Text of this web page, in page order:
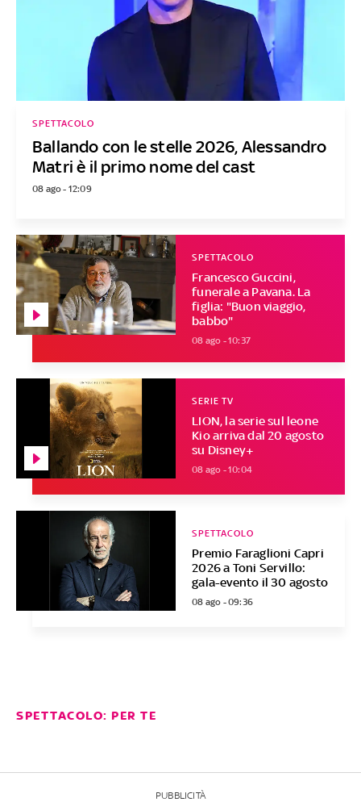
Ballando con le stelle 2026, Alessandro
Matri è il primo nome del cast
SPETTACOLO
08 ago - 12:09
Francesco Guccini,
funerale a Pavana. La
figlia: "Buon viaggio,
babbo"
SPETTACOLO
08 ago - 10:37
LION, la serie sul leone
Kio arriva dal 20 agosto
su Disney+
SERIE TV
08 ago - 10:04
Premio Faraglioni Capri
2026 a Toni Servillo:
gala-evento il 30 agosto
SPETTACOLO
08 ago - 09:36
SPETTACOLO: PER TE
PUBBLICITÀ